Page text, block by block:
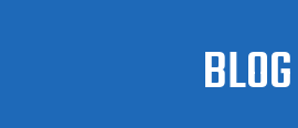
BLOG